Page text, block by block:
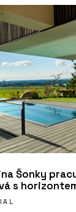
Šonky
s